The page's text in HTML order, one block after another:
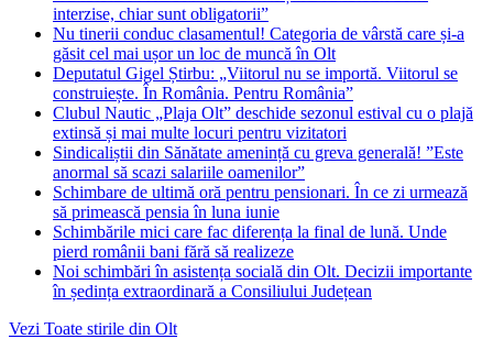
interzise, chiar sunt obligatorii”
Nu tinerii conduc clasamentul! Categoria de vârstă care și-a
găsit cel mai ușor un loc de muncă în Olt
Deputatul Gigel Știrbu: „Viitorul nu se importă. Viitorul se
construiește. În România. Pentru România”
Clubul Nautic „Plaja Olt” deschide sezonul estival cu o plajă
extinsă și mai multe locuri pentru vizitatori
Sindicaliștii din Sănătate amenință cu greva generală! ”Este
anormal să scazi salariile oamenilor”
Schimbare de ultimă oră pentru pensionari. În ce zi urmează
să primească pensia în luna iunie
Schimbările mici care fac diferența la final de lună. Unde
pierd românii bani fără să realizeze
Noi schimbări în asistența socială din Olt. Decizii importante
în ședința extraordinară a Consiliului Județean
Vezi Toate stirile din Olt